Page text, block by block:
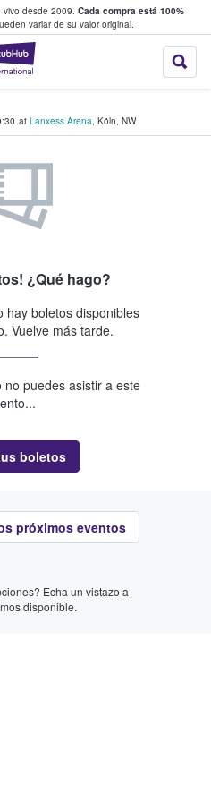
vivo desde 2009. Cada compra está 100%
variar de su valor original.
StubHub: donde
boletos
at Lanxess Arena, Köln, NW
¿Qué hago?
hay boletos disponibles
Vuelve más tarde.
puedes asistir a este
boletos
próximos eventos
Echa un vistazo a
disponible.